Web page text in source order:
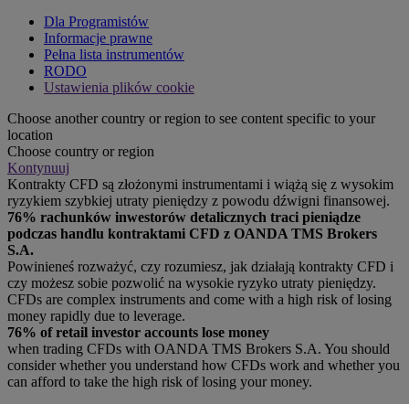
Dla Programistów
Informacje prawne
Pełna lista instrumentów
RODO
Ustawienia plików cookie
Choose another country or region to see content specific to your
location
Choose country or region
Kontynuuj
Kontrakty CFD są złożonymi instrumentami i wiążą się z wysokim
ryzykiem szybkiej utraty pieniędzy z powodu dźwigni finansowej.
76% rachunków inwestorów detalicznych traci pieniądze
podczas handlu kontraktami CFD z OANDA TMS Brokers
S.A.
Powinieneś rozważyć, czy rozumiesz, jak działają kontrakty CFD i
czy możesz sobie pozwolić na wysokie ryzyko utraty pieniędzy.
CFDs are complex instruments and come with a high risk of losing
money rapidly due to leverage.
76% of retail investor accounts lose money
when trading CFDs with OANDA TMS Brokers S.A. You should
consider whether you understand how CFDs work and whether you
can afford to take the high risk of losing your money.